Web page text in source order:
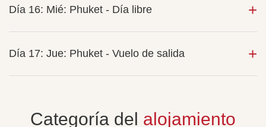
Día 16: Mié: Phuket - Día libre
Día 17: Jue: Phuket - Vuelo de salida
Categoría del alojamiento